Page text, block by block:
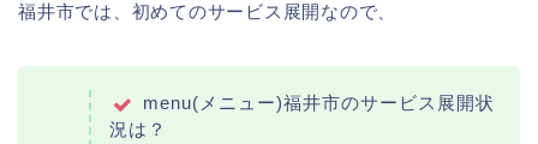
福井市では、初めてのサービス展開なので、
menu(メニュー)福井市のサービス展開状
況は？